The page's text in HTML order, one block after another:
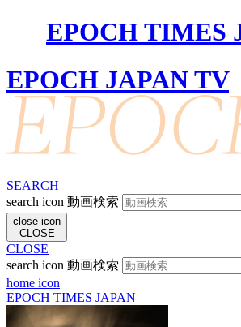
EPOCH TIMES
EPOCH JAPAN TV
SEARCH
search icon 動画検索
close icon
CLOSE
CLOSE
search icon 動画検索
home icon
EPOCH TIMES JAPAN